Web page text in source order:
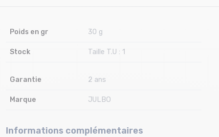
Poids en gr 30 g
Stock Taille T.U : 1
Garantie 2 ans
Marque JULBO
Informations complémentaires